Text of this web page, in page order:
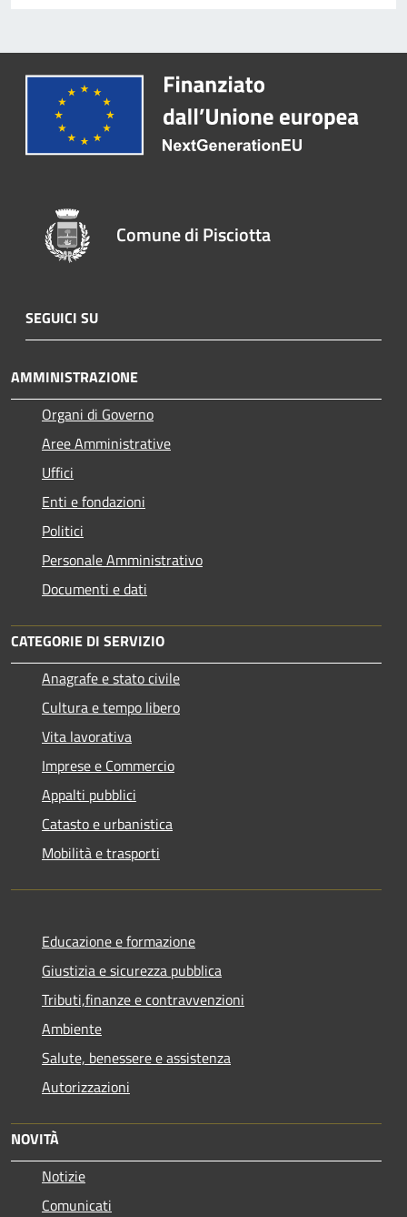
Comune di Pisciotta
SEGUICI SU
AMMINISTRAZIONE
Organi di Governo
Aree Amministrative
Uffici
Enti e fondazioni
Politici
Personale Amministrativo
Documenti e dati
CATEGORIE DI SERVIZIO
Anagrafe e stato civile
Cultura e tempo libero
Vita lavorativa
Imprese e Commercio
Appalti pubblici
Catasto e urbanistica
Mobilità e trasporti
Educazione e formazione
Giustizia e sicurezza pubblica
Tributi,finanze e contravvenzioni
Ambiente
Salute, benessere e assistenza
Autorizzazioni
NOVITÀ
Notizie
Comunicati